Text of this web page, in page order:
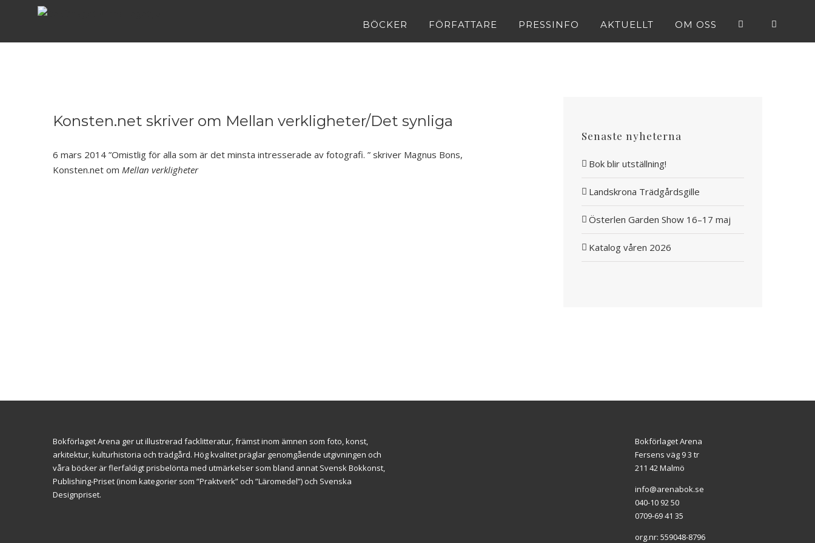
BÖCKER FÖRFATTARE PRESSINFO AKTUELLT OM OSS
Konsten.net skriver om Mellan verkligheter/Det synliga
6 mars 2014 ”Omistlig för alla som är det minsta intresserade av fotografi. ” skriver Magnus Bons,
Konsten.net om Mellan verkligheter
Senaste nyheterna
Bok blir utställning!
Landskrona Trädgårdsgille
Österlen Garden Show 16–17 maj
Katalog våren 2026
Bokförlaget Arena ger ut illustrerad facklitteratur, främst inom ämnen som foto, konst,
arkitektur, kulturhistoria och trädgård. Hög kvalitet präglar genomgående utgivningen och
våra böcker är flerfaldigt prisbelönta med utmärkelser som bland annat Svensk Bokkonst,
Publishing-Priset (inom kategorier som ”Praktverk” och ”Läromedel”) och Svenska
Designpriset.
Bokförlaget Arena
Fersens väg 9 3 tr
211 42 Malmö
info@arenabok.se
040-10 92 50
0709-69 41 35
org.nr: 559048-8796